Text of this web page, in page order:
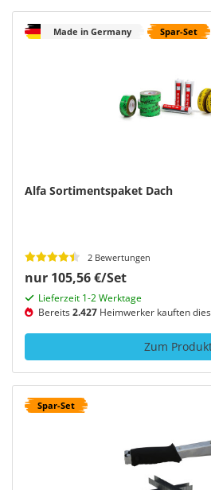
Made in Germany Spar-Set
Alfa Sortimentspaket Dach
2 Bewertungen
nur 105,56 €/Set
Lieferzeit 1-2 Werktage
Bereits2.427 Heimwerker kauften
Zum
Spar-Set